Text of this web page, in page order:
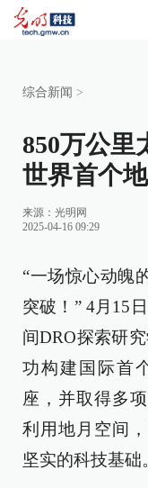
综合新闻 >
850万公里
世界首个
来源： 光明网
2025-04-16 09:29
“一场惊心动魄
突破！” 4月15
间DRO探索研
功构建国际首
座，并取得多
利用地月空间
坚实的科技基础